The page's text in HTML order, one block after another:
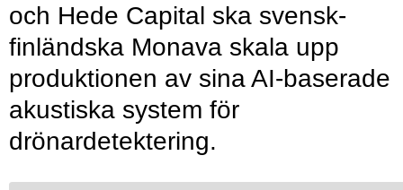
och Hede Capital ska svensk-
finländska Monava skala upp
produktionen av sina AI-baserade
akustiska system för
drönardetektering.